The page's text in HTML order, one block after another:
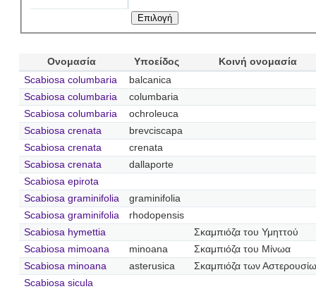
Ονομασία Υποείδος
Κοινή ονομασία
Scabiosa columbaria
balcanica
Scabiosa columbaria
columbaria
Scabiosa columbaria
ochroleuca
Scabiosa crenata
brevciscapa
Scabiosa crenata
crenata
Scabiosa crenata
dallaporte
Scabiosa epirota
Scabiosa graminifolia
graminifolia
Scabiosa graminifolia
rhodopensis
Scabiosa hymettia
Σκαμπιόζα του Υμηττού
Scabiosa mimoana
minoana
Σκαμπιόζα του Μίνωα
Scabiosa minoana
asterusica
Σκαμπιόζα των
Scabiosa sicula